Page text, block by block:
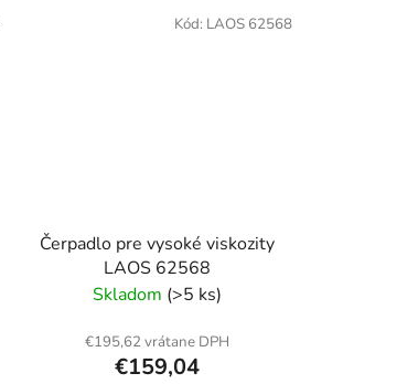
Čerpadlo pre vysoké viskozity
LAOS 62568
Skladom (>5 ks)
€195,62 vrátane DPH
€159,04
Kód: LAOS 62568